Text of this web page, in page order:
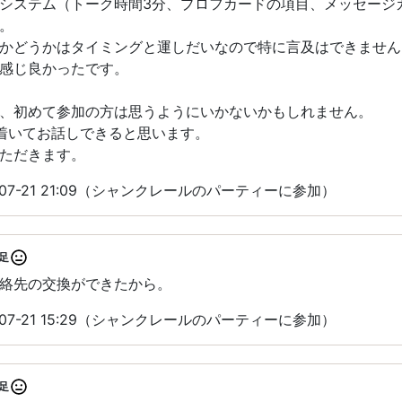
どうかはタイミングと運しだいなので特に言及はできませ
じ良かったです。
初めて参加の方は思うようにいかないかもしれません。
てお話しできると思います。
だきます。
21 21:09（シャンクレールのパーティーに参加）
先の交換ができたから。
21 15:29（シャンクレールのパーティーに参加）